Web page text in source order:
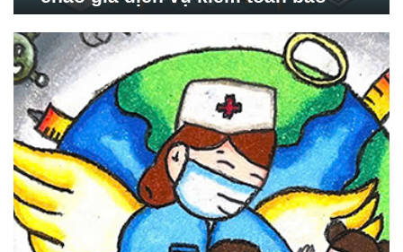
Nghiên cứu Phát triển Xã
hội_ISDS)